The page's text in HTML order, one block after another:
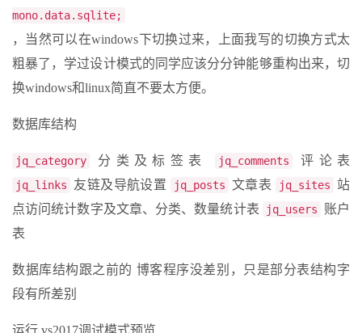
mono.data.sqlite;
，当然可以在windows下切换过来，上面我写的切换方式太
粗暴了，学过设计模式的同学应该分分钟能够重构出来，切
换windows和linux简直不要太方便。
数据库结构
jq_category 分类及标签表 jq_comments 评论表
jq_links 友链及导航设置 jq_posts 文章表 jq_sites
站
点访问统计数字及文章、分类、数量统计表
jq_users
账户
表
数据库结构跟之前的 博客程序没差别，只是部分表结构字
段有所差别